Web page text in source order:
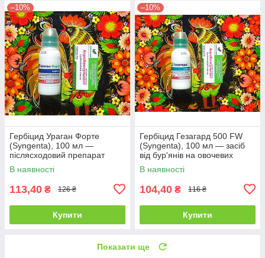
–10%
Гербіцид Ураган Форте
(Syngenta), 100 мл —
післясходовий препарат
суцільної дії для боротьби з
бур'янами
В наявності
113,40 ₴ 126 ₴
Купити
–10%
Гербіцид Гезагард 500 FW
(Syngenta), 100 мл — засіб
від бур'янів на овочевих
культурах
В наявності
104,40 ₴ 116 ₴
Купити
Показати ще